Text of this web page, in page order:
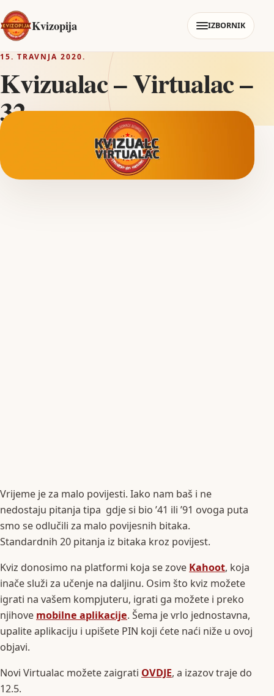
Kvizopija IZBORNIK
15. TRAVNJA 2020.
Kvizualac – Virtualac –
32
Vrijeme je za malo povijesti. Iako nam baš i ne
nedostaju pitanja tipa gdje si bio ’41 ili ’91 ovoga puta
smo se odlučili za malo povijesnih bitaka.
Standardnih 20 pitanja iz bitaka kroz povijest.
Kviz donosimo na platformi koja se zove Kahoot, koja
inače služi za učenje na daljinu. Osim što kviz možete
igrati na vašem kompjuteru, igrati ga možete i preko
njihove mobilne aplikacije. Šema je vrlo jednostavna,
upalite aplikaciju i upišete PIN koji ćete naći niže u ovoj
objavi.
Novi Virtualac možete zaigrati OVDJE, a izazov traje do
12.5.